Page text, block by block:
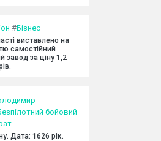
#Бізнес
виставлено на
самостійний
завод за ціну 1,2
бойовий
Дата: 1626 рік.